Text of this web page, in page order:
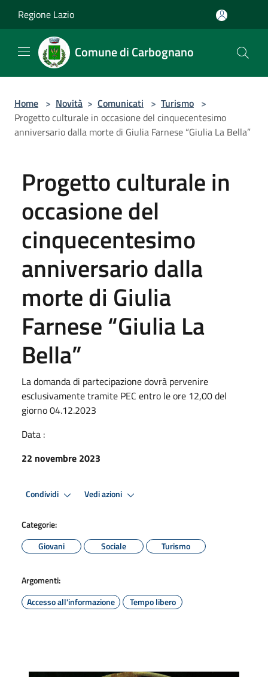
Regione Lazio
Comune di Carbognano
Home > Novità > Comunicati > Turismo >
Progetto culturale in occasione del cinquecentesimo
anniversario dalla morte di Giulia Farnese “Giulia La Bella”
Progetto culturale in
occasione del
cinquecentesimo
anniversario dalla
morte di Giulia
Farnese “Giulia La
Bella”
La domanda di partecipazione dovrà pervenire
esclusivamente tramite PEC entro le ore 12,00 del
giorno 04.12.2023
Data :
22 novembre 2023
Condividi Vedi azioni
Categorie:
Giovani
Sociale Turismo
Argomenti:
Accesso all'informazione
Tempo libero